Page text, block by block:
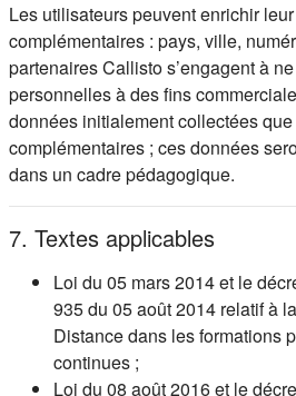
Les utilisateurs peuvent enrichir
complémentaires : pays, ville,
partenaires Callisto s’engagent à
personnelles à des fins
données initialement collectées
complémentaires ; ces données
dans un cadre pédagogique.
7. Textes applicables
Loi du 05 mars 2014 et le
935 du 05 août 2014 relatif à
Distance dans les formations
continues ;
Loi du 08 août 2016 et le